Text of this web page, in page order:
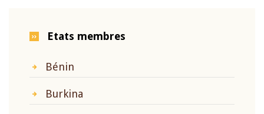
Etats membres
Bénin
Burkina